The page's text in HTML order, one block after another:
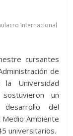
Internacional
cursantes
de
Universidad
un
desarrollo del
Medio Ambiente
universitarios.